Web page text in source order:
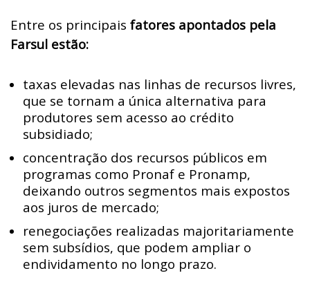
Entre os principais fatores apontados pela
Farsul estão:
taxas elevadas nas linhas de recursos livres,
que se tornam a única alternativa para
produtores sem acesso ao crédito
subsidiado;
concentração dos recursos públicos em
programas como Pronaf e Pronamp,
deixando outros segmentos mais expostos
aos juros de mercado;
renegociações realizadas majoritariamente
sem subsídios, que podem ampliar o
endividamento no longo prazo.